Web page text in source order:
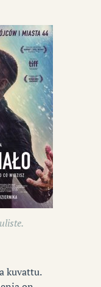
kuvattu.